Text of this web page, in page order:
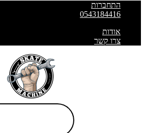
התחברות
0543184416
אודות
צרו קשר